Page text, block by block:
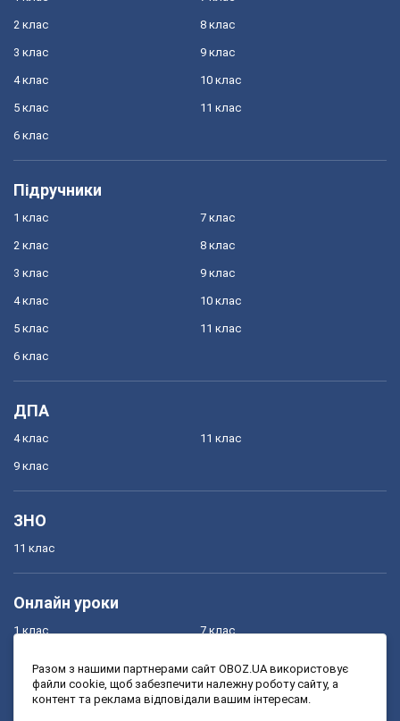
2 клас
3 клас
4 клас
5 клас
6 клас
8 клас
9 клас
10 клас
11 клас
Підручники
1 клас
2 клас
3 клас
4 клас
5 клас
6 клас
7 клас
8 клас
9 клас
10 клас
11 клас
ДПА
4 клас
9 клас
11 клас
ЗНО
11 клас
Онлайн уроки
1 клас
3 клас
7 клас
9 клас
Разом з нашими партнерами сайт OBOZ.UA використовує
файли cookie, щоб забезпечити належну роботу сайту, а
контент та реклама відповідали вашим інтересам.